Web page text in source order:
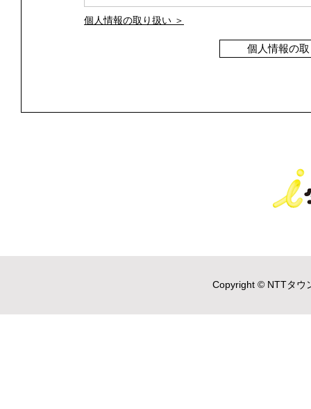
個人情報の取り扱い ＞
個人情報の
Copyright © NTTタウ